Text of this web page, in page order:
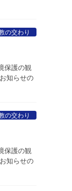
の交わり
保護の観
知らせの
の交わり
保護の観
知らせの